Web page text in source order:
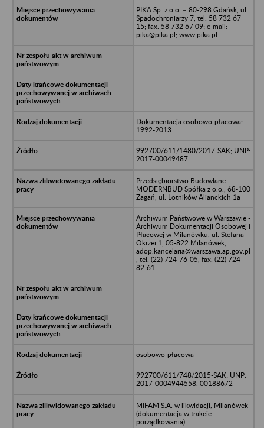
PIKA Sp. z o.o. – 80-298 Gdańsk, ul.
Spadochroniarzy 7, tel. 58 732 67
15; fax. 58 732 67 09; e-mail:
pika@pika.pl; www.pika.pl
Dokumentacja osobowo-płacowa:
1992-2013
992700/611/1480/2017-SAK; UNP:
2017-00049487
Przedsiębiorstwo Budowlane
MODERNBUD Spółka z o.o., 68-100
Żagań, ul. Lotników Alianckich 1a
Archiwum Państwowe w Warszawie -
Archiwum Dokumentacji Osobowej i
Płacowej w Milanówku, ul. Stefana
Okrzei 1, 05-822 Milanówek,
adop.kancelaria@warszawa.ap.gov.pl
, tel. (22) 724-76-05, fax. (22) 724-
82-61
osobowo-płacowa
992700/611/748/2015-SAK; UNP:
2017-0004944558, 00188672
MIFAM S.A. w likwidacji, Milanówek
(dokumentacja w trakcie
porządkowania)